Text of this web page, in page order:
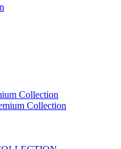
Collection
Collection